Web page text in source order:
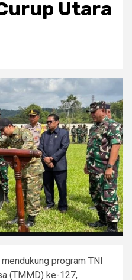
Utara
program TNI
(TMMD) ke-127,